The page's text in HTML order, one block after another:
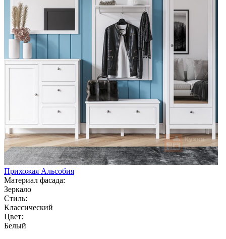
Прихожая Альсобия
Материал фасада:
Зеркало
Стиль:
Классический
Цвет:
Белый